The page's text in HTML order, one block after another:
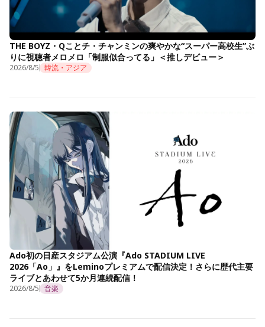
THE BOYZ・Qことチ・チャンミンの爽やかな“スーパー高校生”ぶ
りに視聴者メロメロ「制服似合ってる」＜推しデビュー＞
2026/8/5 韓流・アジア
Ado初の日産スタジアム公演『Ado STADIUM LIVE
2026「Ao」』をLeminoプレミアムで配信決定！さらに歴代主要
ライブとあわせて5か月連続配信！
2026/8/5 音楽